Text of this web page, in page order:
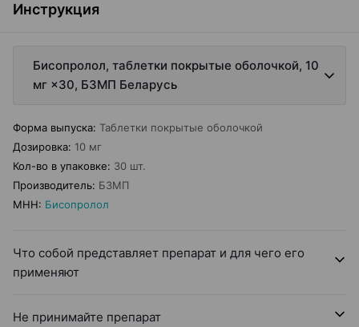
Инструкция
Бисопролол, таблетки покрытые оболочкой, 10
мг ×30, БЗМП Беларусь
Форма выпуска: Таблетки покрытые оболочкой
Дозировка: 10 мг
Кол-во в упаковке: 30 шт.
Производитель: БЗМП
МНН: Бисопролол
Что собой представляет препарат и для чего его
применяют
Не принимайте препарат